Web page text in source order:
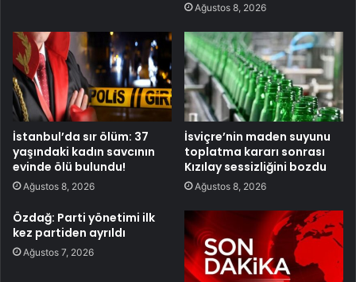
Ağustos 8, 2026
İstanbul’da sır ölüm: 37
yaşındaki kadın savcının
evinde ölü bulundu!
Ağustos 8, 2026
İsviçre’nin maden suyunu
toplatma kararı sonrası
Kızılay sessizliğini bozdu
Ağustos 8, 2026
Özdağ: Parti yönetimi ilk
kez partiden ayrıldı
Ağustos 7, 2026